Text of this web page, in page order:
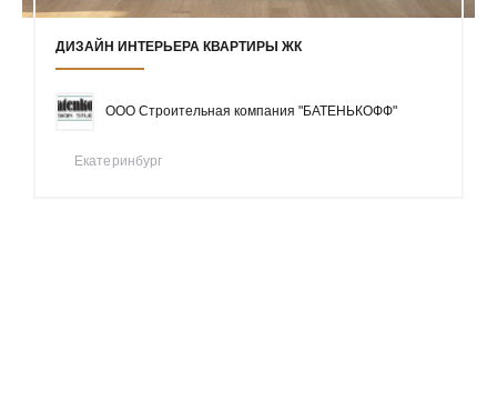
ДИЗАЙН ИНТЕРЬЕРА КВАРТИРЫ ЖК
ООО Строительная компания "БАТЕНЬКОФФ"
Екатеринбург